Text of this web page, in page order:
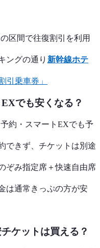
区間で往復割引を利用
ングの通り 新幹線ホテ
引乗車券」
でも安くなる？
約・スマートEXでも予
できず、チケットは別途
ぞみ指定席＋快速自由席
は通常きっぷの方が安
ケットは買える？